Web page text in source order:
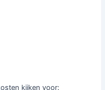
kijken voor: